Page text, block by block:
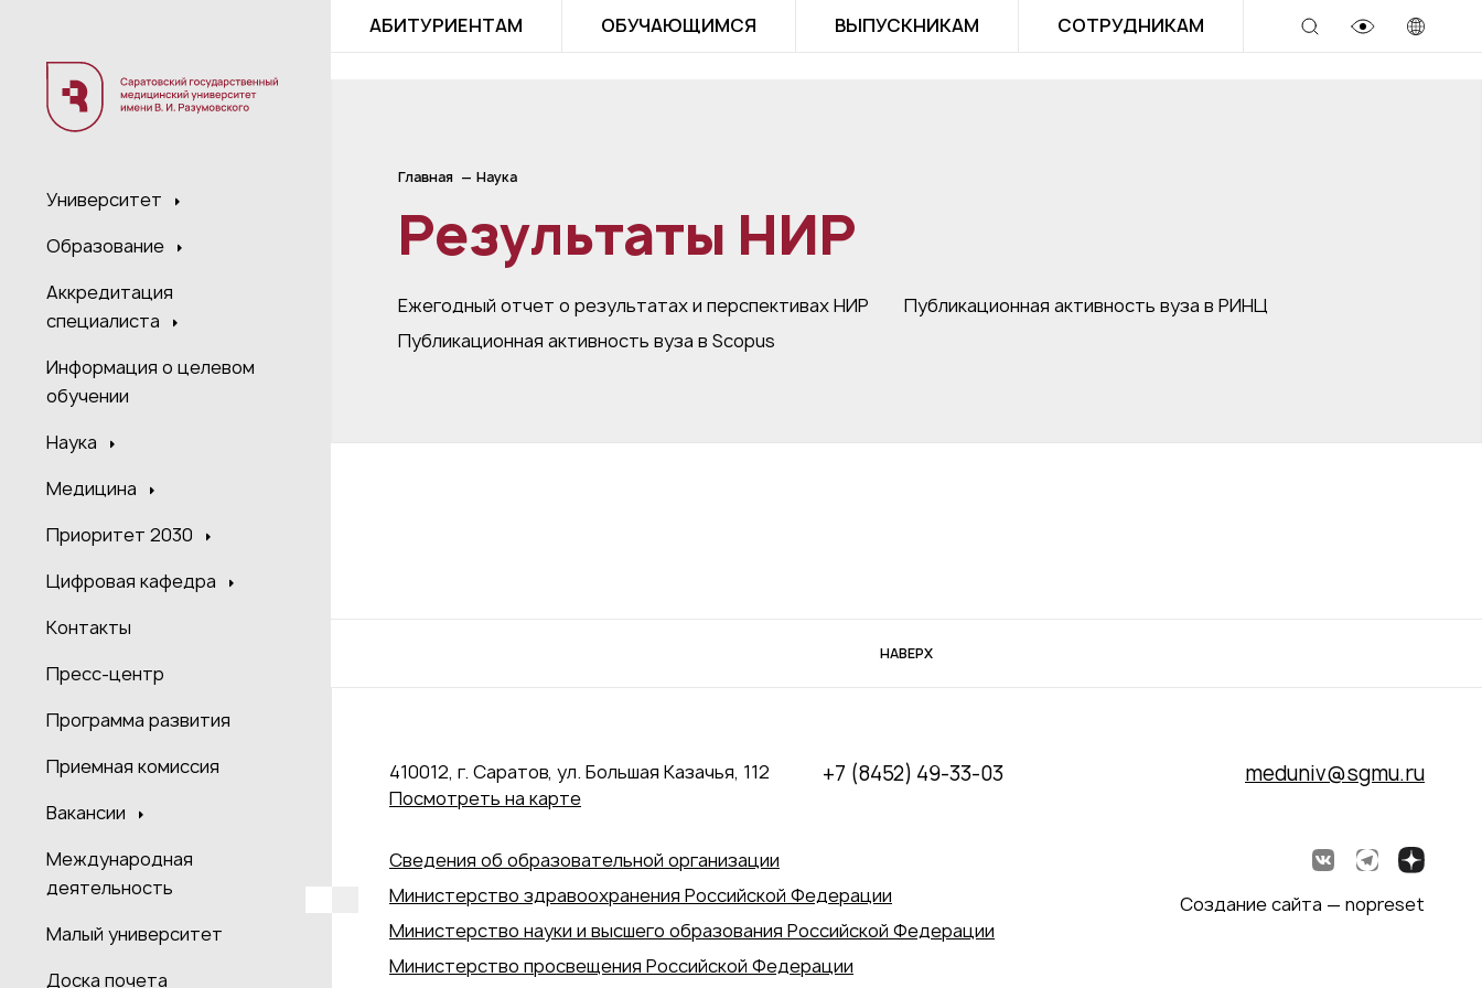
Университет
Образование
Аккредитация
специалиста
Информация о целевом
обучении
Наука
Медицина
Приоритет 2030
Цифровая кафедра
Контакты
Пресс-центр
Программа развития
Приемная комиссия
Вакансии
Международная
деятельность
Малый университет
Доска почета
АБИТУРИЕНТАМ ОБУЧАЮЩИМСЯ ВЫПУСКНИКАМ СОТРУДНИКАМ
Главная Наука
Результаты НИР
Ежегодный отчет о результатах и перспективах НИР
Публикационная активность вуза в РИНЦ
Публикационная активность вуза в Scopus
НАВЕРХ
410012, г. Саратов, ул. Большая Казачья, 112
Посмотреть на карте
+7 (8452) 49-33-03 meduniv@sgmu.ru
Сведения об образовательной организации
Министерство здравоохранения Российской Федерации
Министерство науки и высшего образования Российской Федерации
Министерство просвещения Российской Федерации
Создание сайта — nopreset